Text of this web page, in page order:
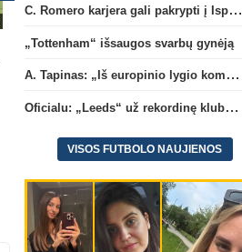
C. Romero karjera gali pakrypti
C. Romero karjera gali pakrypti į Ispaniją
„Tottenham“ išsaugos svarbų gynėją
A. Tapinas: „Iš europinio lygio komandos gavom gerų pamokų“
Oficialu: „Leeds“ už rekordinę klubui sumą įsigijo Anglijos rinktinės vartininką
VISOS FUTBOLO NAUJIENOS